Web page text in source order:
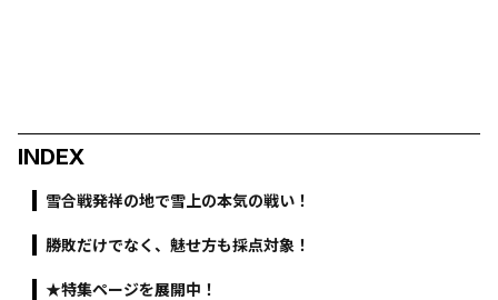
INDEX
雪合戦発祥の地で雪上の本気の戦い！
勝敗だけでなく、魅せ方も採点対象！
★特集ページを展開中！